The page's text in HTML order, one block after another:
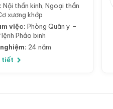
Nội thần kinh Ngoại thần
xương khớp
việc: Phòng Quân y –
Pháo binh
24 năm
tiết